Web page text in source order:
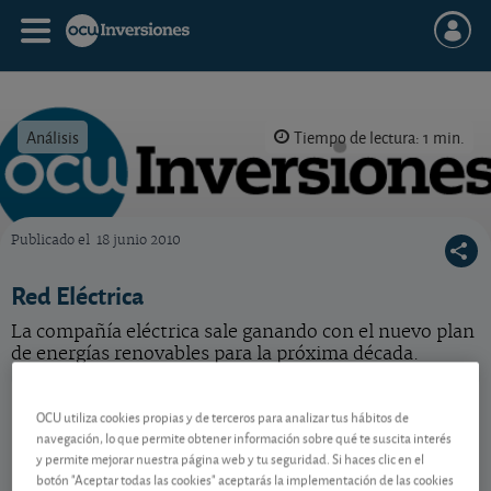
Análisis Tiempo de lectura: 1 min.
Publicado el 18 junio 2010
Red Eléctrica
La compañía eléctrica sale ganando con el nuevo plan
de energías renovables para la próxima década.
ES0173093024
07/08/2026 Madrid
0,01 EUR (0,06 %)
OCU utiliza cookies propias y de terceros para analizar tus hábitos de
navegación, lo que permite obtener información sobre qué te suscita interés
y permite mejorar nuestra página web y tu seguridad. Si haces clic en el
botón "Aceptar todas las cookies" aceptarás la implementación de las cookies